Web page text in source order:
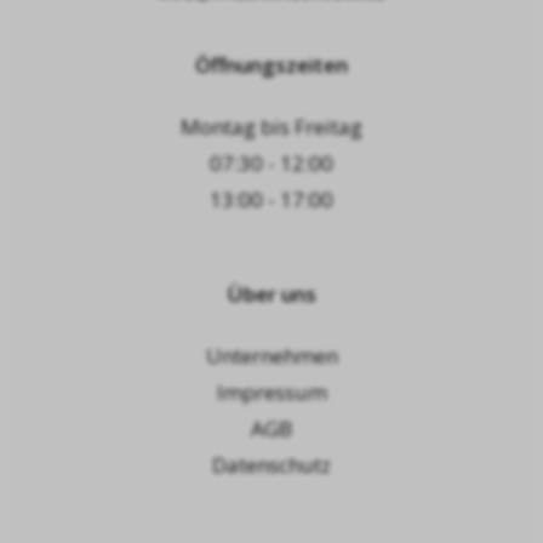
Öffnungszeiten
Montag bis Freitag
07:30 - 12:00
13:00 - 17:00
Über uns
Unternehmen
Impressum
AGB
Datenschutz